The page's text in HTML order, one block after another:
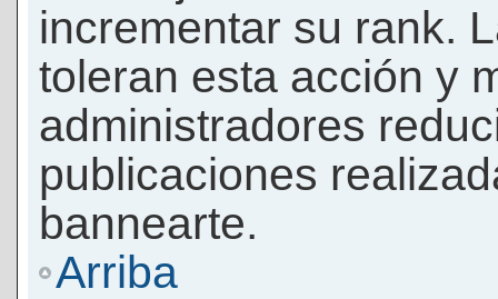
incrementar su rank.
toleran esta acción y
administradores
publicaciones
bannearte.
Arriba